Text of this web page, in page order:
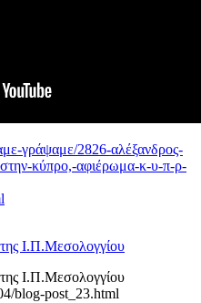
γράψαμε/2826-αλέξανδρος-
στην-κύπρο,-αφιέρωμα-κ-υ-π-ρ-
Ι.Π.Μεσολογγίου
Ι.Π.Μεσολογγίου
blog-post_23.html